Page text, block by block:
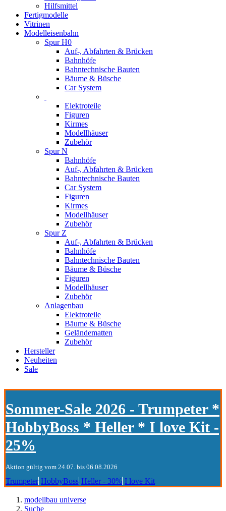
Hilfsmittel
Fertigmodelle
Vitrinen
Modelleisenbahn
Spur H0
Auf-, Abfahrten & Brücken
Bahnhöfe
Bahntechnische Bauten
Bäume & Büsche
Car System
Elektroteile
Figuren
Kirmes
Modellhäuser
Zubehör
Spur N
Bahnhöfe
Auf-, Abfahrten & Brücken
Bahntechnische Bauten
Car System
Figuren
Kirmes
Modellhäuser
Zubehör
Spur Z
Auf-, Abfahrten & Brücken
Bahnhöfe
Bahntechnische Bauten
Bäume & Büsche
Figuren
Modellhäuser
Zubehör
Anlagenbau
Elektroteile
Bäume & Büsche
Geländematten
Zubehör
Hersteller
Neuheiten
Sale
Sommer-Sale 2026 - Trumpeter *
HobbyBoss * Heller * I love Kit -
25%
Aktion gültig vom 24.07. bis 06.08.2026
Trumpeter HobbyBoss Heller - 30% I love Kit
modellbau universe
Suche